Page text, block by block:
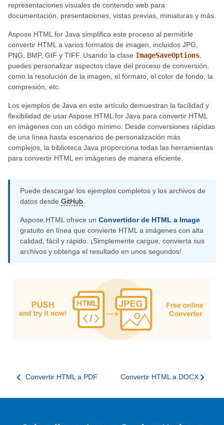
representaciones visuales de contenido web para
documentación, presentaciones, vistas previas, miniaturas y más.
Aspose.HTML for Java simplifica este proceso al permitirle
convertir HTML a varios formatos de imagen, incluidos JPG,
PNG, BMP, GIF y TIFF. Usando la clase ImageSaveOptions
puedes personalizar aspectos clave del proceso de conversión,
como la resolución de la imagen, el formato, el color de fondo, la
compresión, etc.
Los ejemplos de Java en este artículo demuestran la facilidad y
flexibilidad de usar Aspose.HTML for Java para convertir HTML
en imágenes con un código mínimo. Desde conversiones rápidas
de una línea hasta escenarios de personalización más
complejos, la biblioteca Java proporciona todas las herramientas
para convertir HTML en imágenes de manera eficiente.
Puede descargar los ejemplos completos y los archivos de
datos desde GitHub
Aspose.HTML ofrece un Convertidor de HTML a Image
gratuito en línea que convierte HTML a imágenes con alta
calidad, fácil y rápido. ¡Simplemente cargue, convierta sus
archivos y obtenga el resultado en unos segundos!
Convertir HTML a PDF Convertir HTML a DOCX